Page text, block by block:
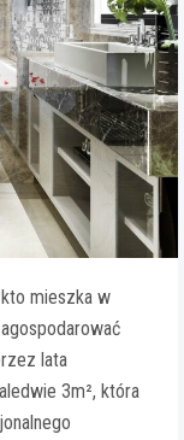
kto mieszka w
lata
3m², która